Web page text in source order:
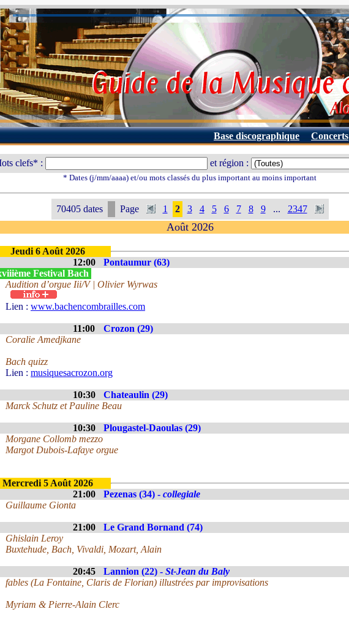
Base discographique Concerts
clefs* : et région :
* Dates (j/mm/aaaa) et/ou mots classés du plus important au moins important
70405 dates Page 1 2 3 4 5 6 7 8 9 ... 2347
Août 2026
Jeudi 6 Août 2026
12:00
Pontaumur (63)
Festival Bach
Audition d’orgue Iii/V | Olivier Wyrwas
Lien : www.bachencombrailles.com
11:00 Crozon (29)
Coralie Amedjkane
Bach quizz
Lien : musiquesacrozon.org
10:30 Chateaulin (29)
Marck Schutz et Pauline Beau
10:30 Plougastel-Daoulas (29)
Morgane Collomb mezzo
Margot Dubois-Lafaye orgue
Mercredi 5 Août 2026
21:00
Pezenas (34) - collegiale
Guillaume Gionta
21:00 Le Grand Bornand (74)
Ghislain Leroy
Buxtehude, Bach, Vivaldi, Mozart, Alain
20:45 Lannion (22) - St-Jean du Baly
fables (La Fontaine, Claris de Florian) illustrées par improvisations
Myriam & Pierre-Alain Clerc